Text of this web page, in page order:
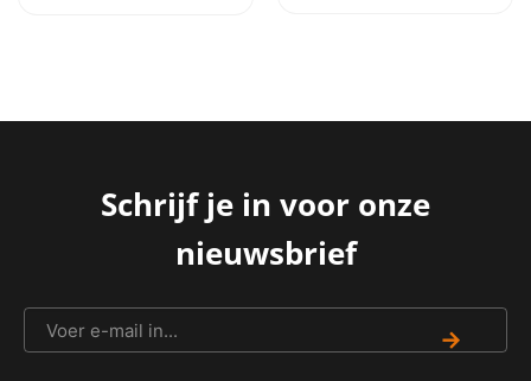
Schrijf je in voor onze
nieuwsbrief
→